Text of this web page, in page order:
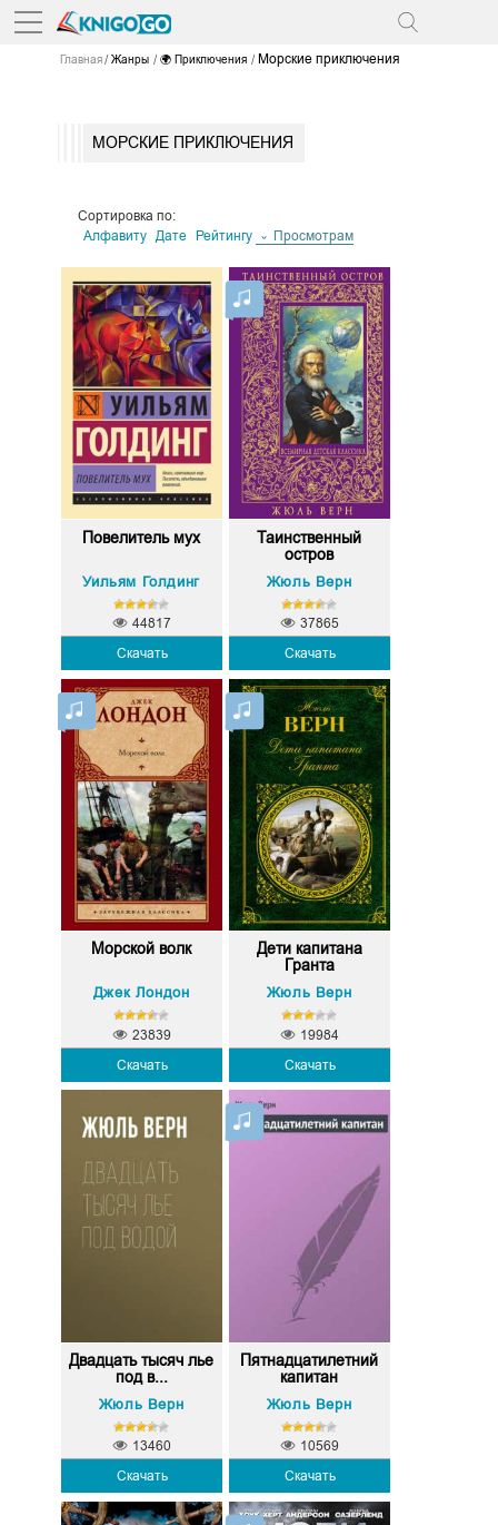
Главная Жанры 🌍 Приключения Морские приключения
МОРСКИЕ ПРИКЛЮЧЕНИЯ
Сортировка по:
Алфавиту
Дате Рейтингу Просмотрам
Повелитель мух
Уильям Голдинг
Скачать
44817
Таинственный
остров
Жюль Верн
Скачать
37865
Морской волк
Джек Лондон
Скачать
23839
Дети капитана
Гранта
Жюль Верн
Скачать
19984
Двадцать тысяч лье
под в...
Жюль Верн
Скачать
13460
Пятнадцатилетний
капитан
Жюль Верн
Скачать
10569